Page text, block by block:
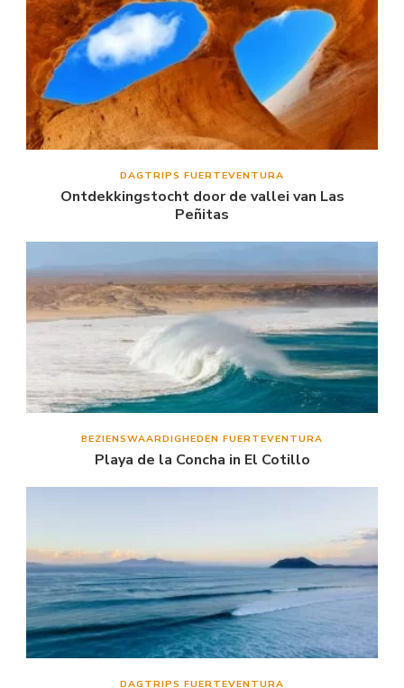
DAGTRIPS FUERTEVENTURA
Ontdekkingstocht door de vallei van Las
Peñitas
BEZIENSWAARDIGHEDEN FUERTEVENTURA
Playa de la Concha in El Cotillo
DAGTRIPS FUERTEVENTURA